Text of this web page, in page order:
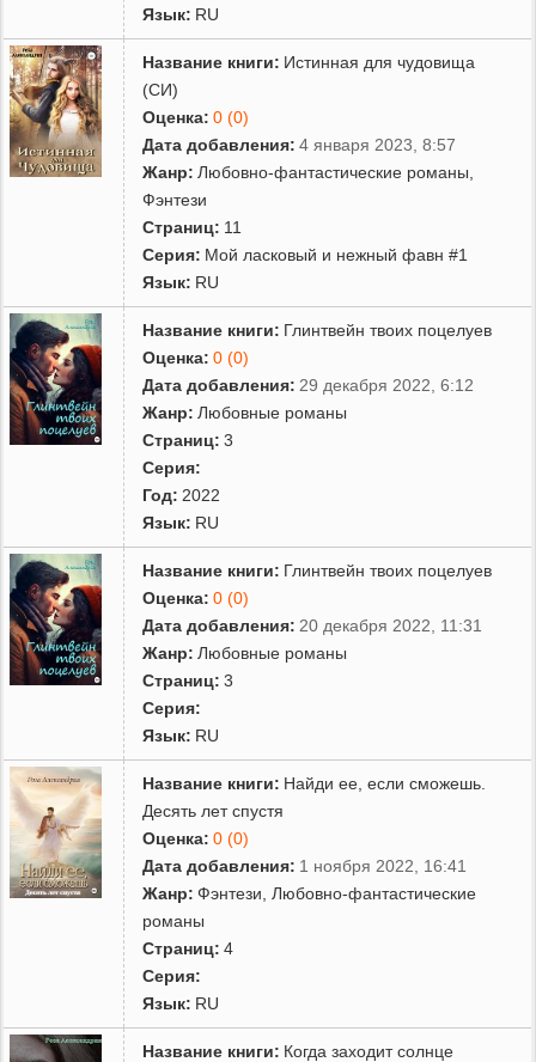
Язык: RU
Название книги: Истинная для чудовища
(СИ)
Оценка: 0 (0)
Дата добавления: 4 января 2023, 8:57
Жанр: Любовно-фантастические романы
Фэнтези
Страниц: 11
Серия: Мой ласковый и нежный фавн #1
Язык: RU
Название книги: Глинтвейн твоих поцелуев
Оценка: 0 (0)
Дата добавления: 29 декабря 2022, 6:12
Жанр: Любовные романы
Страниц: 3
Серия:
Год: 2022
Язык: RU
Название книги: Глинтвейн твоих поцелуев
Оценка: 0 (0)
Дата добавления: 20 декабря 2022, 11:31
Жанр: Любовные романы
Страниц: 3
Серия:
Язык: RU
Название книги: Найди ее, если сможешь.
Десять лет спустя
Оценка: 0 (0)
Дата добавления: 1 ноября 2022, 16:41
Жанр: Фэнтези
Любовно-фантастические
романы
Страниц: 4
Серия:
Язык: RU
Название книги: Когда заходит солнце